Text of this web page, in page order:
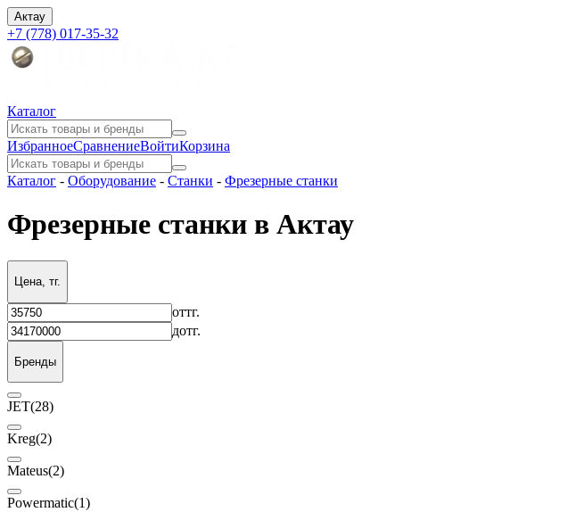
Актау
+7 (778) 017-35-32
Каталог
ИзбранноеСравнениеВойтиКорзина
Каталог - Оборудование - Станки - Фрезерные станки
Фрезерные станки в Актау
Цена, тг.
оттг.
дотг.
Бренды
JET(28)
Kreg(2)
Mateus(2)
Powermatic(1)